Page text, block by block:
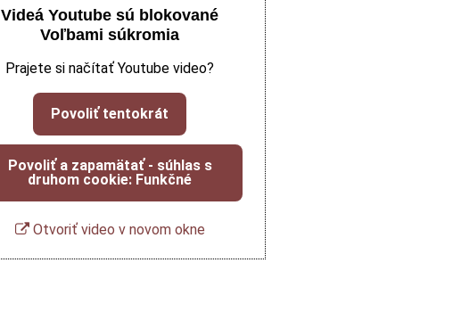
Videá Youtube sú blokované
Voľbami súkromia
Prajete si načítať Youtube video?
Povoliť tentokrát
Povoliť a zapamätať - súhlas s
druhom cookie: Funkčné
Otvoriť video v novom okne